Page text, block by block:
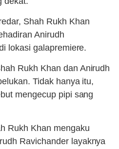
Shah Rukh Khan
Anirudh
lokasi galapremiere.
Rukh Khan dan Anirudh
Tidak hanya itu,
mengecup pipi sang
Rukh Khan mengaku
Ravichander layaknya